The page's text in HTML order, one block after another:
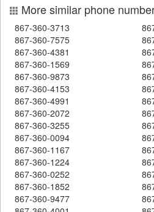
More similar phone
867-360-3713
867-360-7575
867-360-4381
867-360-1569
867-360-9873
867-360-4153
867-360-4991
867-360-2072
867-360-3255
867-360-0094
867-360-1167
867-360-1224
867-360-0252
867-360-1852
867-360-9477